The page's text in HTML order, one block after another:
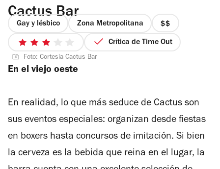
Cactus Bar
Gay y lésbico Zona Metropolitana
precio
2
3
de
5
Crítica de Time Out
Foto: Cortesía Cactus Bar
En el viejo oeste
En realidad, lo que más seduce de Cactus son
sus eventos especiales: organizan desde fiestas
en boxers hasta concursos de imitación. Si bien
la cerveza es la bebida que reina en el lugar, la